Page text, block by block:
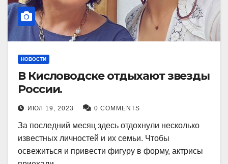
НОВОСТИ
В Кисловодске отдыхают звезды
России.
ИЮЛ 19, 2023 0 COMMENTS
За последний месяц здесь отдохнули несколько
известных личностей и их семьи. Чтобы
освежиться и привести фигуру в форму, актрисы